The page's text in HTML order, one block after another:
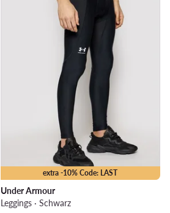
extra -10% Code: LAST
Under Armour
Leggings · Schwarz